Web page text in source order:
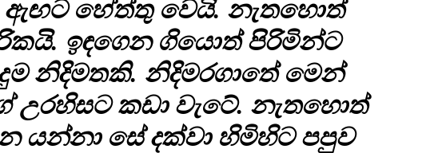
හේත්තු වෙයි. නැතහොත්
ඉඳගෙන ගියොත් පිරිමින්ට
නිදිමතකි. නිදිමරගාතේ මෙන්
උරහිසට කඩා වැටේ. නැතහොත්
යන්නා සේ දක්වා හිමිහිට පපුව